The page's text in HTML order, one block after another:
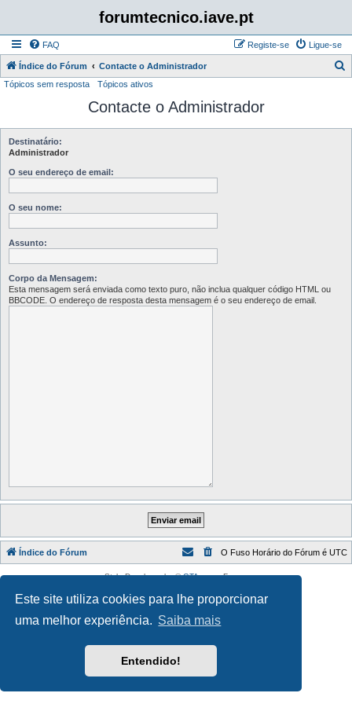
Este site utiliza cookies para lhe proporcionar
uma melhor experiência. Saiba mais
Entendido!
forumtecnico.iave.pt
FAQ Ligue-se
Registe-se
Índice do Fórum Contacte o Administrador
Tópicos sem resposta Tópicos ativos
Contacte o Administrador
Destinatário:
Administrador
O seu endereço de email:
O seu nome:
Assunto:
Corpo da Mensagem:
Esta mensagem será enviada como texto puro, não inclua qualquer código HTML ou
BBCODE. O endereço de resposta desta mensagem é o seu endereço de email.
Índice do Fórum O Fuso Horário do Fórum é UTC
Style Developer by ©GTA gameForum.
Traduzido por: phpBB Portugal
Privacidade
Termos